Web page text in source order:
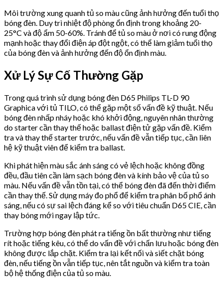
Môi trường xung quanh tủ so màu cũng ảnh hưởng đến tuổi thọ
bóng đèn. Duy trì nhiệt độ phòng ổn định trong khoảng 20-
25°C và độ ẩm 50-60%. Tránh để tủ so màu ở nơi có rung động
mạnh hoặc thay đổi điện áp đột ngột, có thể làm giảm tuổi thọ
của bóng đèn và ảnh hưởng đến độ ổn định màu.
Xử Lý Sự Cố Thường Gặp
Trong quá trình sử dụng bóng đèn D65 Philips TL-D 90
Graphica với tủ TILO, có thể gặp một số vấn đề kỹ thuật. Nếu
bóng đèn nhấp nháy hoặc khó khởi động, nguyên nhân thường
do starter cần thay thế hoặc ballast điện tử gặp vấn đề. Kiểm
tra và thay thế starter trước, nếu vấn đề vẫn tiếp tục, cần liên
hệ kỹ thuật viên để kiểm tra ballast.
Khi phát hiện màu sắc ánh sáng có vẻ lệch hoặc không đồng
đều, đầu tiên cần làm sạch bóng đèn và kính bảo vệ của tủ so
màu. Nếu vấn đề vẫn tồn tại, có thể bóng đèn đã đến thời điểm
cần thay thế. Sử dụng máy đo phổ để kiểm tra phân bố phổ ánh
sáng, nếu có sự sai lệch đáng kể so với tiêu chuẩn D65 CIE, cần
thay bóng mới ngay lập tức.
Trường hợp bóng đèn phát ra tiếng ồn bất thường như tiếng
rít hoặc tiếng kêu, có thể do vấn đề với chấn lưu hoặc bóng đèn
không được lắp chặt. Kiểm tra lại kết nối và siết chặt bóng
đèn, nếu tiếng ồn vẫn tiếp tục, nên tắt nguồn và kiểm tra toàn
bộ hệ thống điện của tủ so màu.